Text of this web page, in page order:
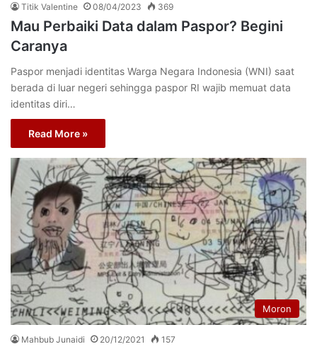
Titik Valentine 08/04/2023 369
Mau Perbaiki Data dalam Paspor? Begini
Caranya
Paspor menjadi identitas Warga Negara Indonesia (WNI) saat
berada di luar negeri sehingga paspor RI wajib memuat data
identitas diri…
Read More »
Moron
Mahbub Junaidi 20/12/2021 157